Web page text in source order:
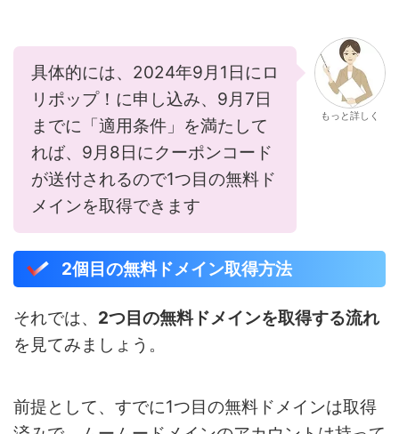
具体的には、2024年9月1日にロ
リポップ！に申し込み、9月7日
までに「適用条件」を満たして
れば、9月8日にクーポンコード
が送付されるので1つ目の無料ド
メインを取得できます
もっと詳しく
2個目の無料ドメイン取得方法
それでは、 2つ目の無料ドメインを取得する流れ
を見てみましょう。
前提として、すでに1つ目の無料ドメインは取得